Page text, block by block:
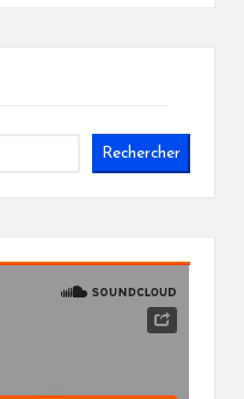
Rechercher